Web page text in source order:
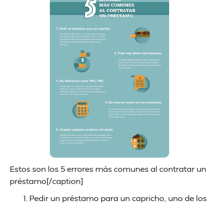
Estos son los 5 errores más comunes al contratar un
préstamo[/caption]
Pedir un préstamo para un capricho, uno de los